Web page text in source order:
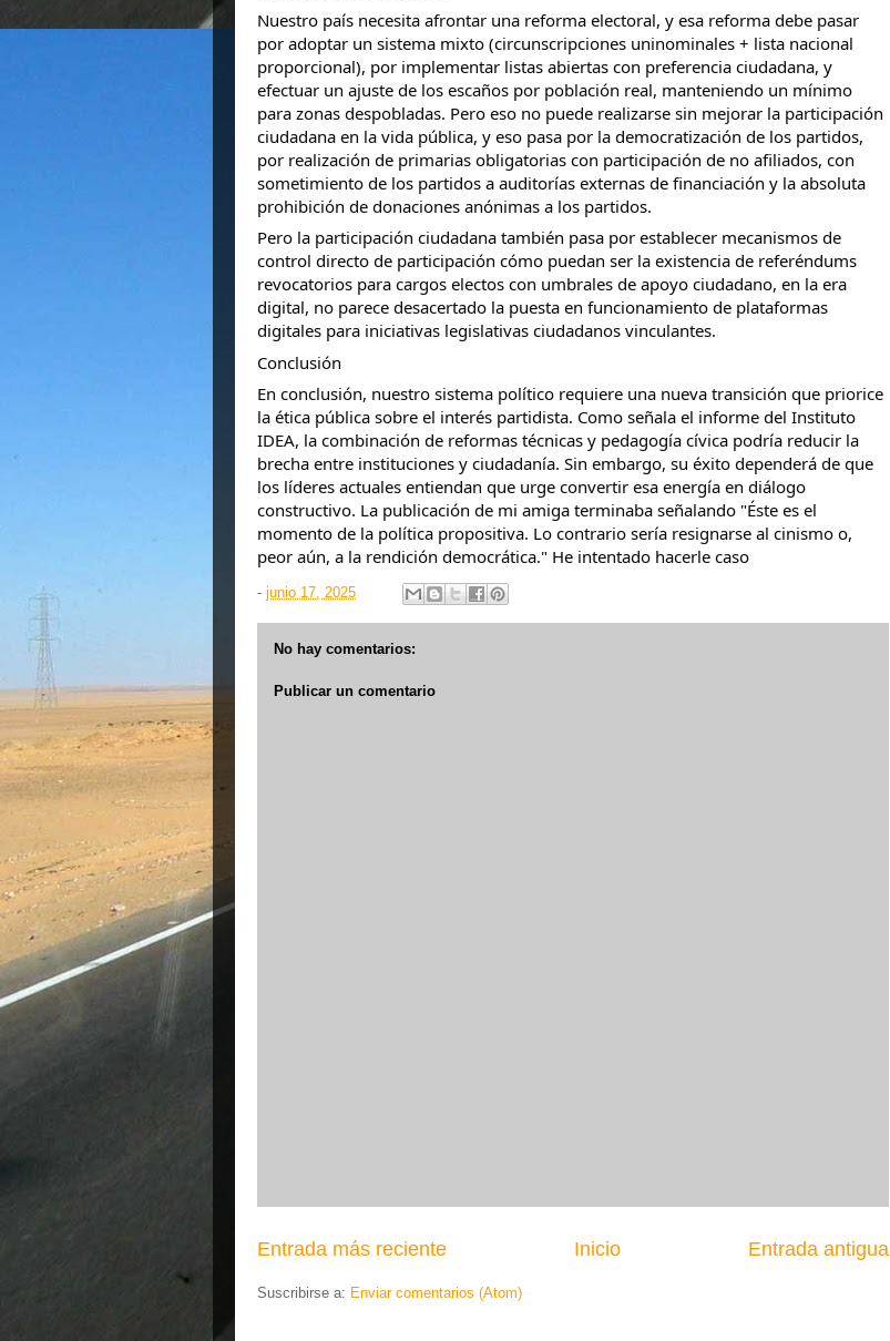
Nuestro país necesita afrontar una reforma electoral, y esa reforma debe pasar
por adoptar un sistema mixto (circunscripciones uninominales + lista nacional
proporcional), por implementar listas abiertas con preferencia ciudadana, y
efectuar un ajuste de los escaños por población real, manteniendo un mínimo
para zonas despobladas. Pero eso no puede realizarse sin mejorar la participación
ciudadana en la vida pública, y eso pasa por la democratización de los partidos,
por realización de primarias obligatorias con participación de no afiliados, con
sometimiento de los partidos a auditorías externas de financiación y la absoluta
prohibición de donaciones anónimas a los partidos.
Pero la participación ciudadana también pasa por establecer mecanismos de
control directo de participación cómo puedan ser la existencia de referéndums
revocatorios para cargos electos con umbrales de apoyo ciudadano, en la era
digital, no parece desacertado la puesta en funcionamiento de plataformas
digitales para iniciativas legislativas ciudadanos vinculantes.
Conclusión
En conclusión, nuestro sistema político requiere una nueva transición que priorice
la ética pública sobre el interés partidista. Como señala el informe del Instituto
IDEA, la combinación de reformas técnicas y pedagogía cívica podría reducir la
brecha entre instituciones y ciudadanía. Sin embargo, su éxito dependerá de que
los líderes actuales entiendan que urge convertir esa energía en diálogo
constructivo. La publicación de mi amiga terminaba señalando "Éste es el
momento de la política propositiva. Lo contrario sería resignarse al cinismo o,
peor aún, a la rendición democrática." He intentado hacerle caso
- junio 17, 2025
No hay comentarios:
Publicar un comentario
Entrada más reciente Entrada antigua
Inicio
Suscribirse a: Enviar comentarios (Atom)